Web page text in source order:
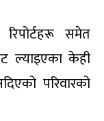
समेत
ल्याइएका केही
परिवारको